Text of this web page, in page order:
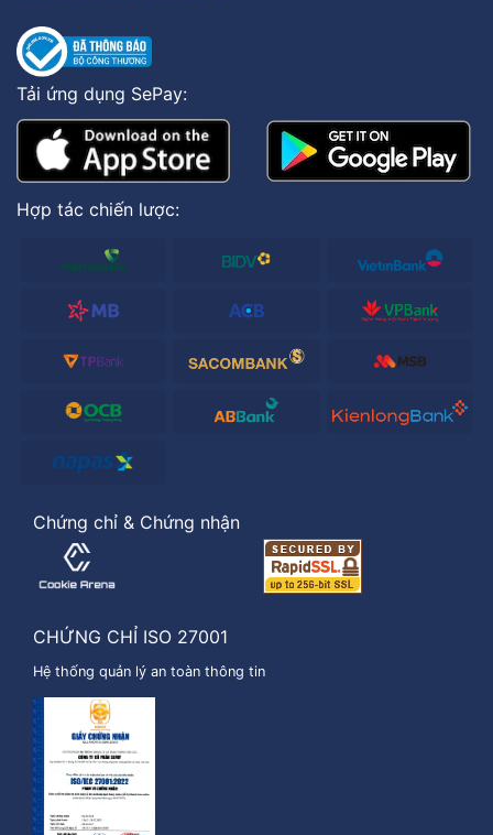
Tải ứng dụng SePay:
Hợp tác chiến lược:
Chứng chỉ & Chứng nhận
CHỨNG CHỈ ISO 27001
Hệ thống quản lý an toàn thông tin